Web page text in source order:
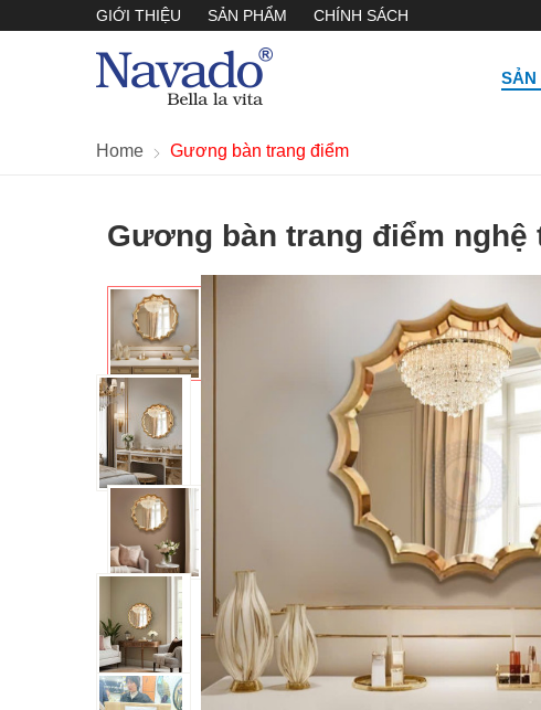
GIỚI THIỆU SẢN PHẨM CHÍNH SÁCH
SẢN
Home Gương bàn trang điểm
Gương bàn trang điểm nghệ